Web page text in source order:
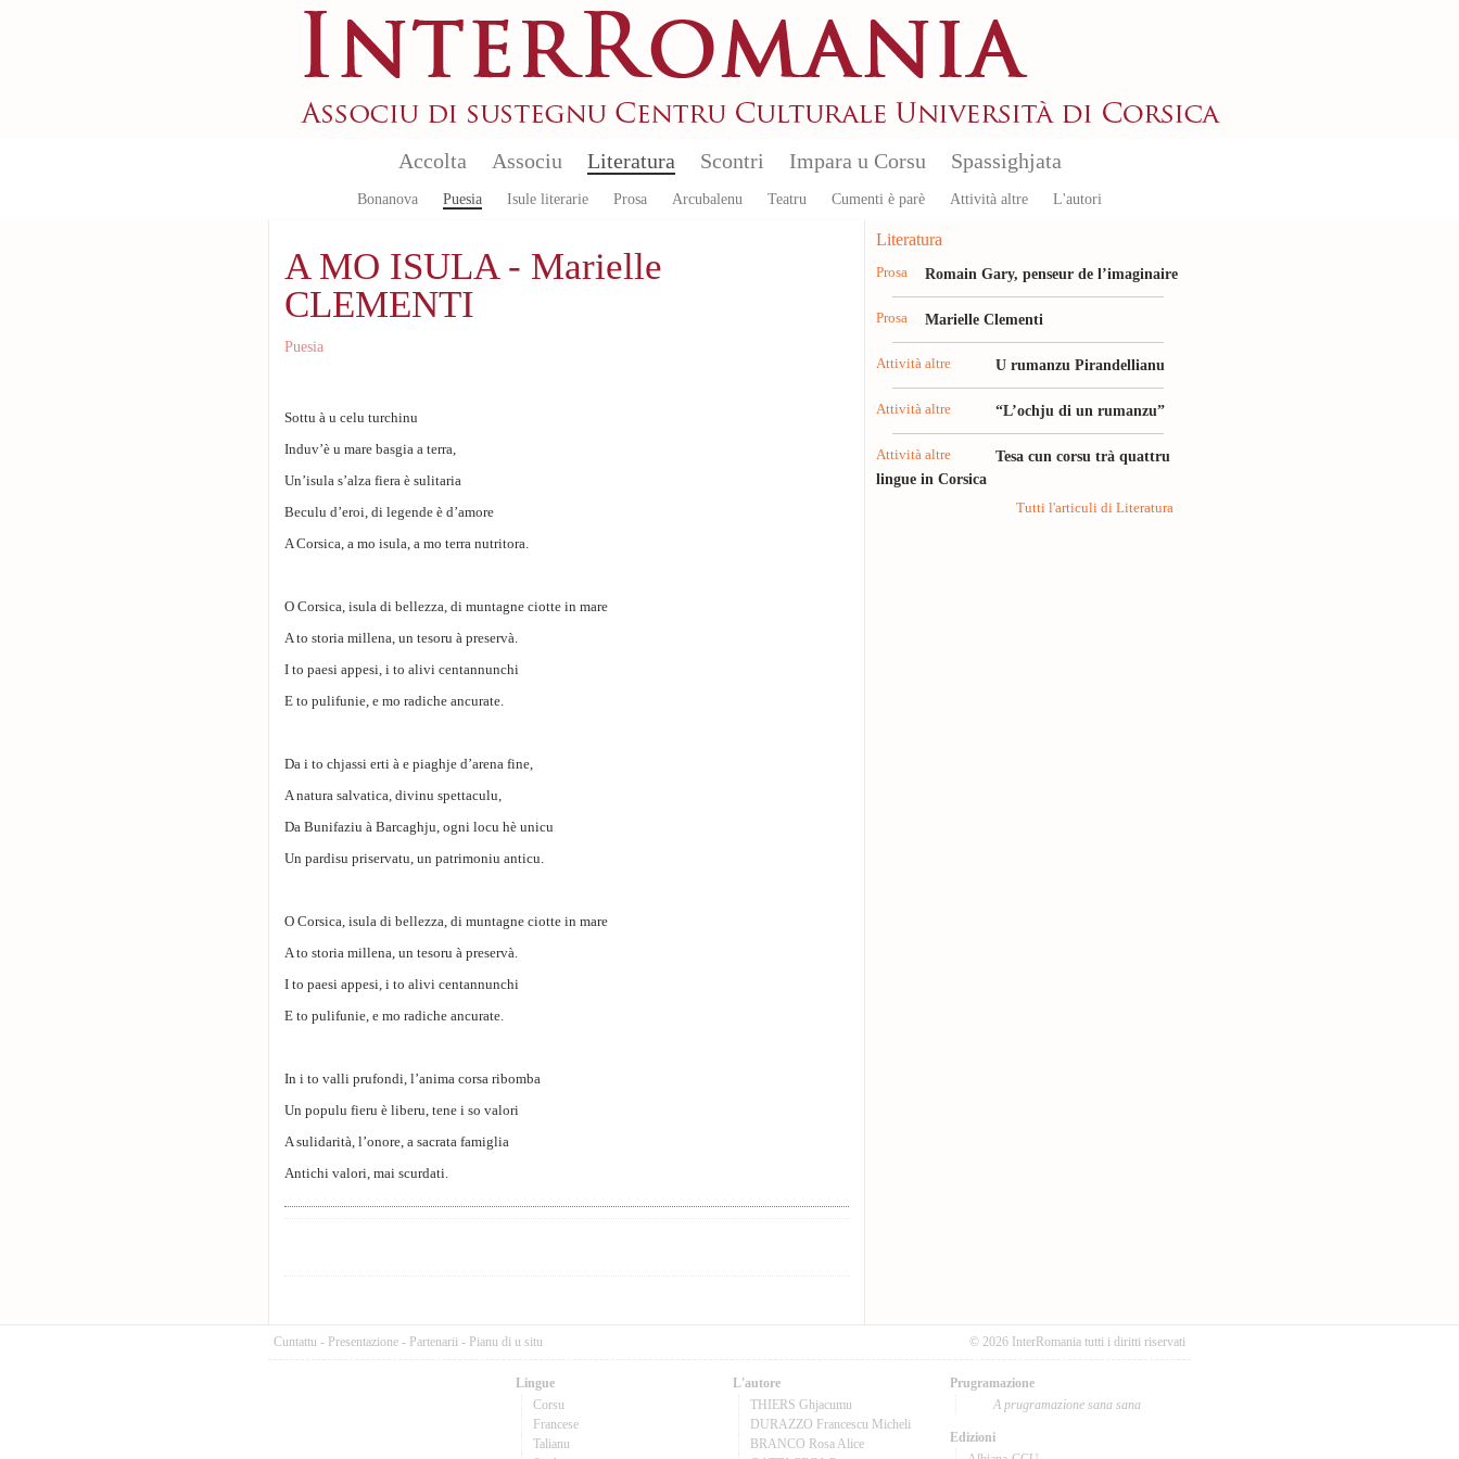
Accolta Associu Literatura
Bonanova Puesia Isule literarie Prosa Arcubalenu Teatru Cumenti è parè Attività altre L'autori
Scontri Impara u Corsu Spassighjata
A MO ISULA - Marielle
CLEMENTI
Puesia
Sottu à u celu turchinu
Induv’è u mare basgia a terra,
Un’isula s’alza fiera è sulitaria
Beculu d’eroi, di legende è d’amore
A Corsica, a mo isula, a mo terra nutritora.
O Corsica, isula di bellezza, di muntagne ciotte in mare
A to storia millena, un tesoru à preservà.
I to paesi appesi, i to alivi centannunchi
E to pulifunie, e mo radiche ancurate.
Da i to chjassi erti à e piaghje d’arena fine,
A natura salvatica, divinu spettaculu,
Da Bunifaziu à Barcaghju, ogni locu hè unicu
Un pardisu priservatu, un patrimoniu anticu.
O Corsica, isula di bellezza, di muntagne ciotte in mare
A to storia millena, un tesoru à preservà.
I to paesi appesi, i to alivi centannunchi
E to pulifunie, e mo radiche ancurate.
In i to valli prufondi, l’anima corsa ribomba
Un populu fieru è liberu, tene i so valori
A sulidarità, l’onore, a sacrata famiglia
Antichi valori, mai scurdati.
Literatura
Prosa Romain Gary, penseur de l’imaginaire
Prosa Marielle Clementi
Attività altre U rumanzu Pirandellianu
Attività altre “L’ochju di un rumanzu”
Attività altre
Tesa cun corsu trà quattru
lingue in Corsica
Tutti l'articuli di Literatura
Cuntattu - Presentazione - Partenarii - Pianu di u situ © 2026 InterRomania tutti i diritti riservati
Lingue
Corsu
Francese
Talianu
L'autore
THIERS Ghjacumu
DURAZZO Francescu Micheli
BRANCO Rosa Alice
Prugramazione
A prugramazione sana sana
Edizioni